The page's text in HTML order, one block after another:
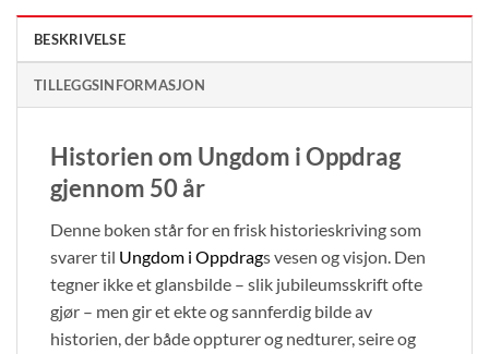
BESKRIVELSE
TILLEGGSINFORMASJON
Historien om Ungdom i Oppdrag
gjennom 50 år
Denne boken står for en frisk historieskriving som
svarer til Ungdom i Oppdrags vesen og visjon. Den
tegner ikke et glansbilde – slik jubileumsskrift ofte
gjør – men gir et ekte og sannferdig bilde av
historien, der både oppturer og nedturer, seire og